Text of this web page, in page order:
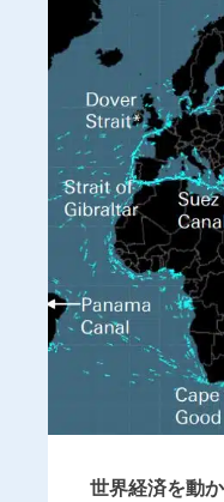
世界経済を動